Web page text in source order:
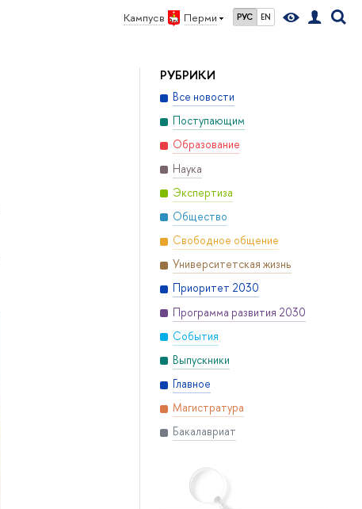
Кампус в Перми РУС EN
РУБРИКИ
Все новости
Поступающим
Образование
Наука
Экспертиза
Общество
Свободное общение
Университетская жизнь
Приоритет 2030
Программа развития 2030
События
Выпускники
Главное
Магистратура
Бакалавриат